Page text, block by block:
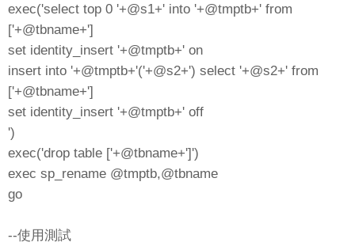
exec('select top 0 '+@s1+' into '+@tmptb+' from
['+@tbname+']
set identity_insert '+@tmptb+' on
insert into '+@tmptb+'('+@s2+') select '+@s2+' from
['+@tbname+']
set identity_insert '+@tmptb+' off
')
exec('drop table ['+@tbname+']')
exec sp_rename @tmptb,@tbname
go
--使用測試